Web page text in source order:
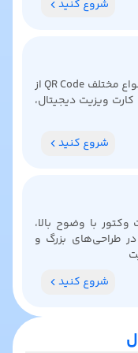
شروع کنید
ایجاد و دانلود رایگان انواع مختلف QR Code از
ویزیت دیجیتال،
شروع کنید
با وضوح بالا،
طراحی‌های بزرگ و
شروع کنید